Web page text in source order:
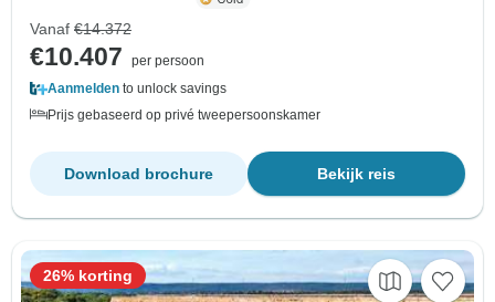
Vanaf €14.372
€10.407
per persoon
Aanmelden to unlock savings
Prijs gebaseerd op privé tweepersoonskamer
Bekijk reis
Download brochure
26% korting